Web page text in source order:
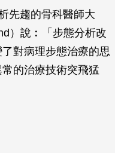
先趨的骨科醫師大
）說︰「步態分析改
對病理步態治療的思
的治療技術突飛猛